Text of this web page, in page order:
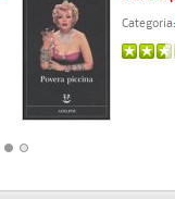
Categoria: